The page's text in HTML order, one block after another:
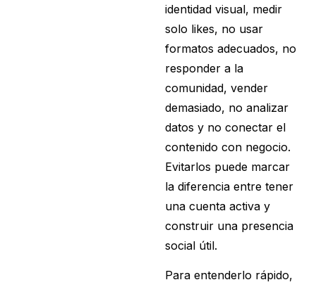
identidad visual, medir
solo likes, no usar
formatos adecuados, no
responder a la
comunidad, vender
demasiado, no analizar
datos y no conectar el
contenido con negocio.
Evitarlos puede marcar
la diferencia entre tener
una cuenta activa y
construir una presencia
social útil.
Para entenderlo rápido,